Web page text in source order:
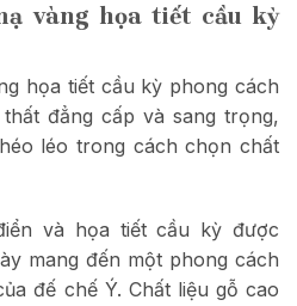
vàng họa tiết cầu kỳ
họa tiết cầu kỳ phong cách
đẳng cấp và sang trọng,
léo trong cách chọn chất
và họa tiết cầu kỳ được
mang đến một phong cách
đế chế Ý. Chất liệu gỗ cao